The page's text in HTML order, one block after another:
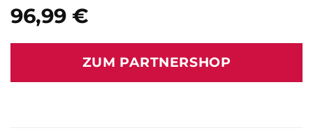
96,99 €
ZUM PARTNERSHOP